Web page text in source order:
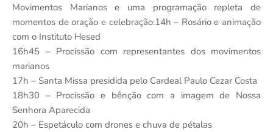
Movimentos Marianos e uma programação repleta de
momentos de oração e celebração:14h – Rosário e animação
com o Instituto Hesed
16h45 – Procissão com representantes dos movimentos
marianos
17h – Santa Missa presidida pelo Cardeal Paulo Cezar Costa
18h30 – Procissão e bênção com a imagem de Nossa
Senhora Aparecida
20h – Espetáculo com drones e chuva de pétalas